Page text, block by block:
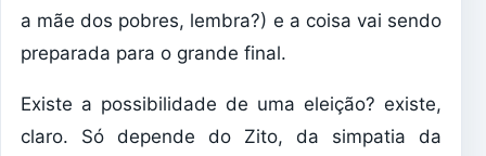
a mãe dos pobres, lembra?) e a coisa vai sendo
preparada para o grande final.
Existe a possibilidade de uma eleição? existe,
claro. Só depende do Zito, da simpatia da